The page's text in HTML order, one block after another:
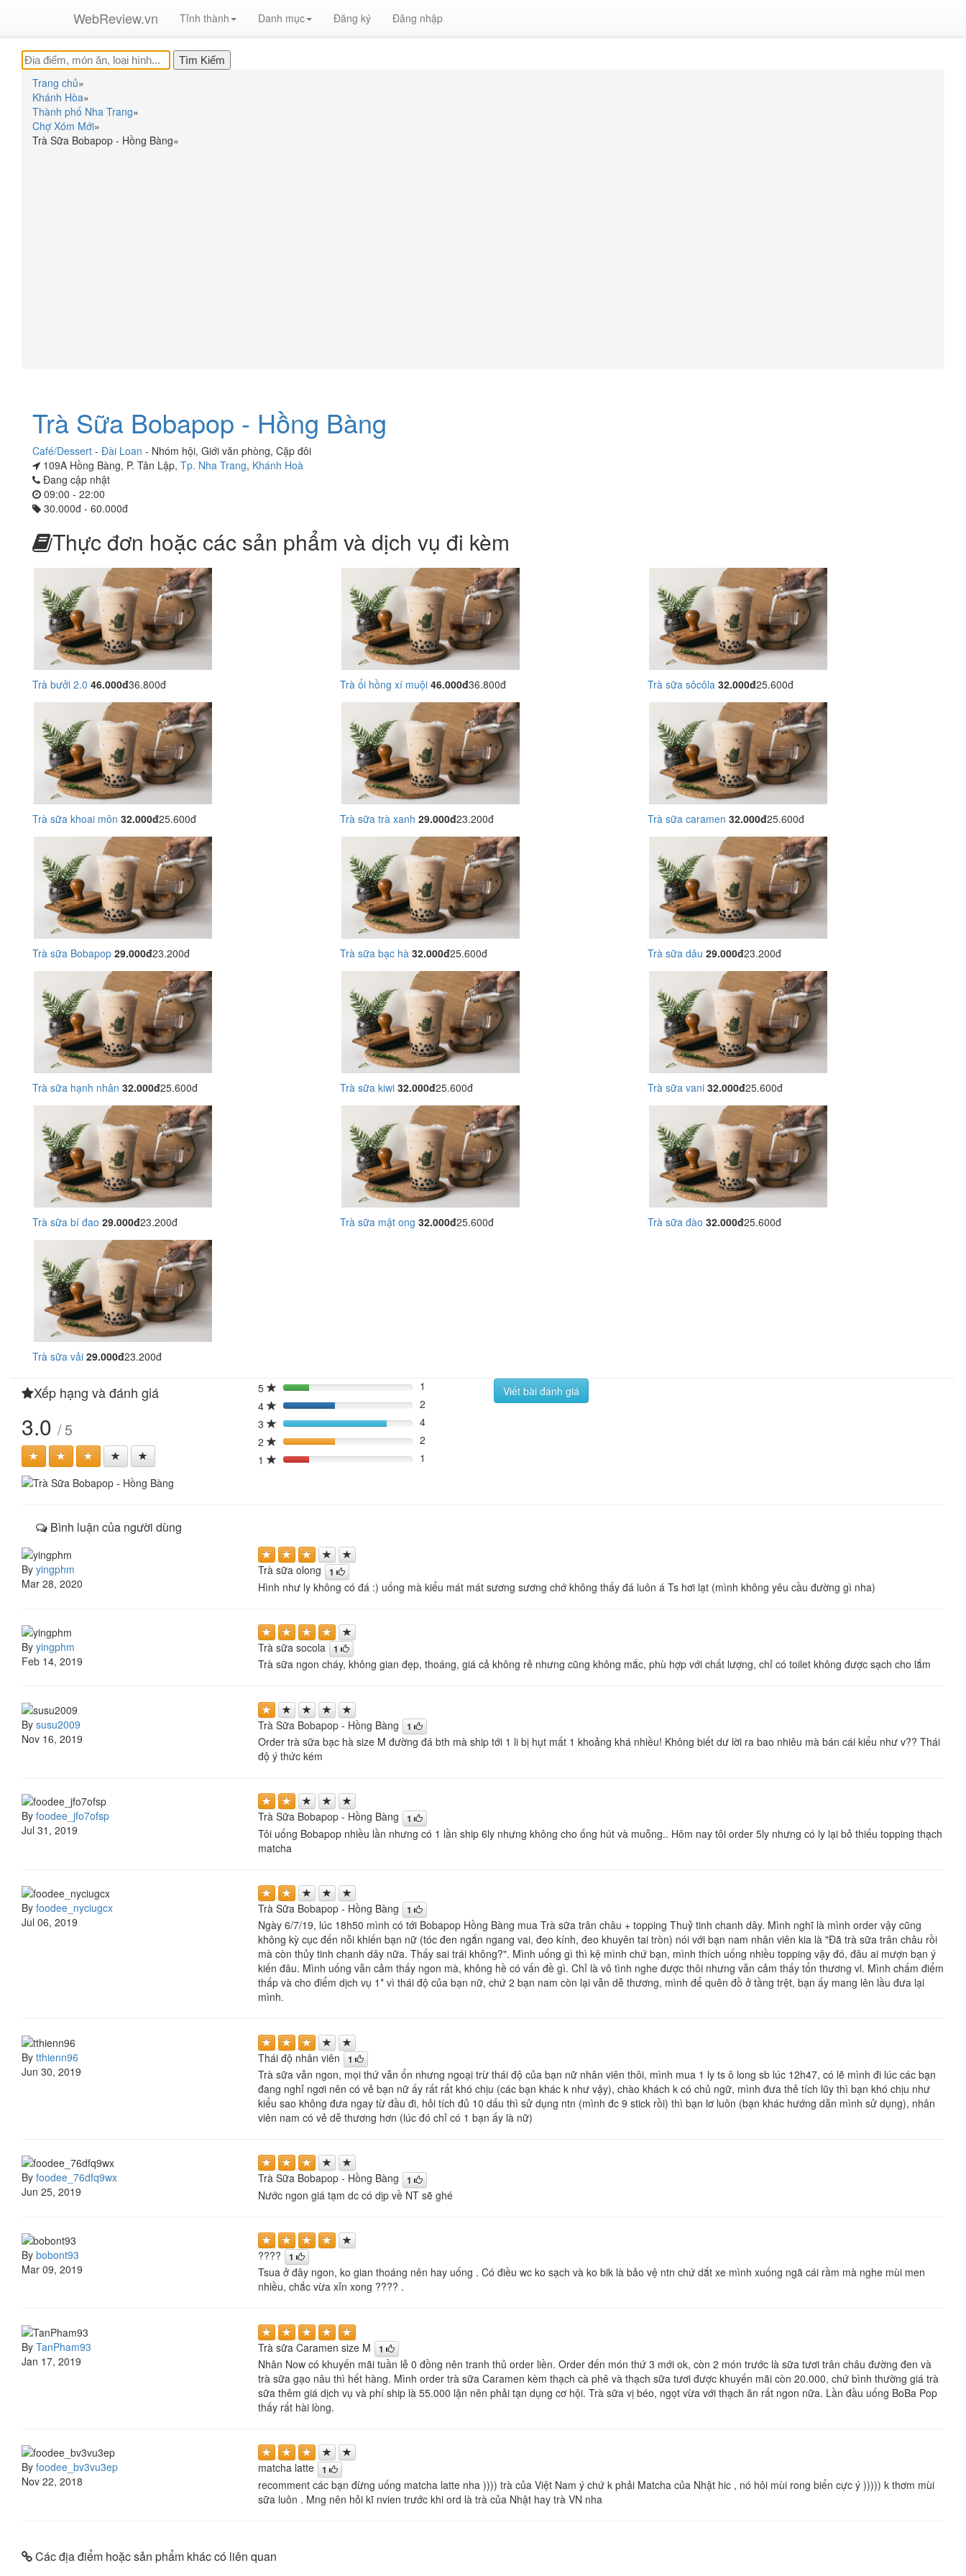
WebReview.vn Tỉnh thành Danh mục Đăng ký Đăng nhập
Trang chủ»
Khánh Hòa»
Thành phố Nha Trang»
Chợ Xóm Mới»
Trà Sữa Bobapop - Hồng Bàng»
Trà Sữa Bobapop - Hồng Bàng
Café/Dessert - Đài Loan - Nhóm hội, Giới văn phòng, Cặp đôi
109A Hồng Bàng, P. Tân Lập, Tp. Nha Trang, Khánh Hoà
Đang cập nhật
09:00 - 22:00
30.000đ - 60.000đ
Thực đơn hoặc các sản phẩm và dịch vụ đi kèm
Trà bưởi 2.0 46.000đ36.800đ Trà ổi hồng xí muội 46.000đ36.800đ Trà sữa sôcôla 32.000đ25.600đ
Trà sữa khoai môn 32.000đ25.600đ Trà sữa trà xanh 29.000đ23.200đ Trà sữa caramen 32.000đ25.600đ
Trà sữa Bobapop 29.000đ23.200đ Trà sữa bạc hà 32.000đ25.600đ Trà sữa dâu 29.000đ23.200đ
Trà sữa hạnh nhân 32.000đ25.600đ Trà sữa kiwi 32.000đ25.600đ Trà sữa vani 32.000đ25.600đ
Trà sữa bí đao 29.000đ23.200đ Trà sữa mật ong 32.000đ25.600đ Trà sữa đào 32.000đ25.600đ
Trà sữa vải 29.000đ23.200đ
Xếp hạng và đánh giá
3.0 / 5
5 20%
1
4
40%
2
3
80%
4
2
40%
2
1
20% 1
Viết bài đánh giá
Bình luận của người dùng
By yingphm
Mar 28, 2020
Trà sữa olong 1
Hình như ly không có đá :) uống mà kiểu mát mát sương sương chớ không thấy đá luôn á Ts hơi lạt (mình không yêu cầu đường gì nha)
By yingphm
Feb 14, 2019
Trà sữa socola 1
Trà sữa ngon cháy, không gian đẹp, thoáng, giá cả không rẻ nhưng cũng không mắc, phù hợp với chất lượng, chỉ có toilet không được sạch cho lắm
By susu2009
Nov 16, 2019
Trà Sữa Bobapop - Hồng Bàng 1
Order trà sữa bạc hà size M đường đá bth mà ship tới 1 li bị hụt mất 1 khoảng khá nhiều! Không biết dư lời ra bao nhiêu mà bán cái kiểu như v?? Thái
độ ý thức kém
By foodee_jfo7ofsp
Jul 31, 2019
Trà Sữa Bobapop - Hồng Bàng 1
Tôi uống Bobapop nhiều lần nhưng có 1 lần ship 6ly nhưng không cho ống hút và muỗng.. Hôm nay tôi order 5ly nhưng có ly lại bỏ thiếu topping thạch
matcha
By foodee_nyciugcx
Jul 06, 2019
Trà Sữa Bobapop - Hồng Bàng 1
Ngày 6/7/19, lúc 18h50 mình có tới Bobapop Hồng Bàng mua Trà sữa trân châu + topping Thuỷ tinh chanh dây. Mình nghĩ là mình order vậy cũng
không kỳ cục đến nỗi khiến bạn nữ (tóc đen ngắn ngang vai, đeo kính, đeo khuyên tai tròn) nói với bạn nam nhân viên kia là "Đã trà sữa trân châu rồi
mà còn thủy tinh chanh dây nữa. Thấy sai trái không?". Mình uống gì thì kệ mình chứ bạn, mình thích uống nhiều topping vậy đó, đâu ai mượn bạn ý
kiến đâu. Mình uống vẫn cảm thấy ngon mà, không hề có vấn đề gì. Chỉ là vô tình nghe được thôi nhưng vẫn cảm thấy tổn thương vl. Mình chấm điểm
thấp và cho điểm dịch vụ 1* vì thái độ của bạn nữ, chứ 2 bạn nam còn lại vẫn dễ thương, mình để quên đồ ở tầng trệt, bạn ấy mang lên lầu đưa lại
mình.
By tthienn96
Jun 30, 2019
Thái độ nhân viên 1
Trà sữa vẫn ngon, mọi thứ vẫn ổn nhưng ngoại trừ thái độ của bạn nữ nhân viên thôi, mình mua 1 ly ts ô long sb lúc 12h47, có lẽ mình đi lúc các bạn
đang nghỉ ngơi nên có vẻ bạn nữ ấy rất rất khó chịu (các bạn khác k như vậy), chào khách k có chủ ngữ, mình đưa thẻ tích lũy thì bạn khó chịu như
kiểu sao không đưa ngay từ đầu đi, hỏi tích đủ 10 dấu thì sử dụng ntn (mình đc 9 stick rồi) thì bạn lơ luôn (bạn khác hướng dẫn mình sử dụng), nhân
viên nam có vẻ dễ thương hơn (lúc đó chỉ có 1 bạn ấy là nữ)
By foodee_76dfq9wx
Jun 25, 2019
Trà Sữa Bobapop - Hồng Bàng 1
Nước ngon giá tạm dc có dịp về NT sẽ ghé
By bobont93
Mar 09, 2019
???? 1
Tsua ở đây ngon, ko gian thoáng nên hay uống . Có điều wc ko sạch và ko bik là bảo vệ ntn chứ dắt xe mình xuống ngã cái rầm mà nghe mùi men
nhiều, chắc vừa xỉn xong ???? .
By TanPham93
Jan 17, 2019
Trà sữa Caramen size M 1
Nhân Now có khuyến mãi tuần lễ 0 đồng nên tranh thủ order liền. Order đến món thứ 3 mới ok, còn 2 món trước là sữa tươi trân châu đường đen và
trà sữa gạo nâu thì hết hàng. Mình order trà sữa Caramen kèm thạch cà phê và thạch sữa tươi được khuyến mãi còn 20.000, chứ bình thường giá trà
sữa thêm giá dịch vụ và phí ship là 55.000 lận nên phải tạn dụng cơ hội. Trà sữa vị béo, ngọt vừa với thạch ăn rất ngon nữa. Lần đầu uống BoBa Pop
thấy rất hài lòng.
By foodee_bv3vu3ep
Nov 22, 2018
matcha latte 1
recomment các bạn đừng uống matcha latte nha )))) trà của Việt Nam ý chứ k phải Matcha của Nhật hic , nó hôi mùi rong biển cực ý ))))) k thơm mùi
sữa luôn . Mng nên hỏi kĩ nvien trước khi ord là trà của Nhật hay trà VN nha
Các địa điểm hoặc sản phẩm khác có liên quan